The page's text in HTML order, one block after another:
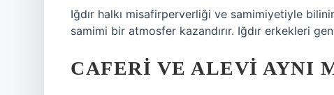
Iğdır halkı misafirperverliği ve samimiyetiyle
samimi bir atmosfer kazandırır. Iğdır erkekleri
CAFERI VE ALEVI AYNI